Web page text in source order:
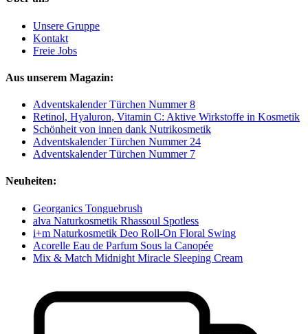
Unsere Gruppe
Kontakt
Freie Jobs
Aus unserem Magazin:
Adventskalender Türchen Nummer 8
Retinol, Hyaluron, Vitamin C: Aktive Wirkstoffe in Kosmetik
Schönheit von innen dank Nutrikosmetik
Adventskalender Türchen Nummer 24
Adventskalender Türchen Nummer 7
Neuheiten:
Georganics Tonguebrush
alva Naturkosmetik Rhassoul Spotless
i+m Naturkosmetik Deo Roll-On Floral Swing
Acorelle Eau de Parfum Sous la Canopée
Mix & Match Midnight Miracle Sleeping Cream